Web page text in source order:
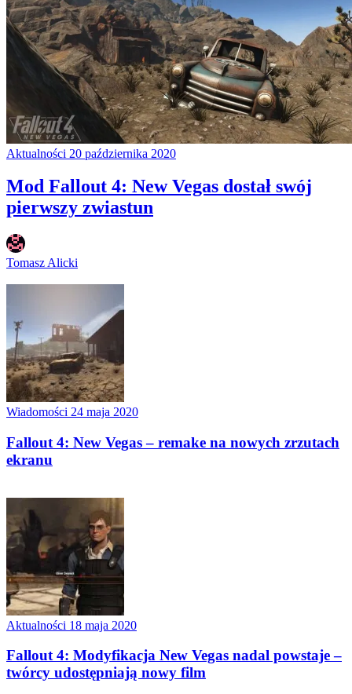
Aktualności 20 października 2020
Mod Fallout 4: New Vegas dostał swój
pierwszy zwiastun
Tomasz Alicki
Wiadomości 24 maja 2020
Fallout 4: New Vegas – remake na nowych zrzutach
ekranu
Aktualności 18 maja 2020
Fallout 4: Modyfikacja New Vegas nadal powstaje –
twórcy udostępniają nowy film